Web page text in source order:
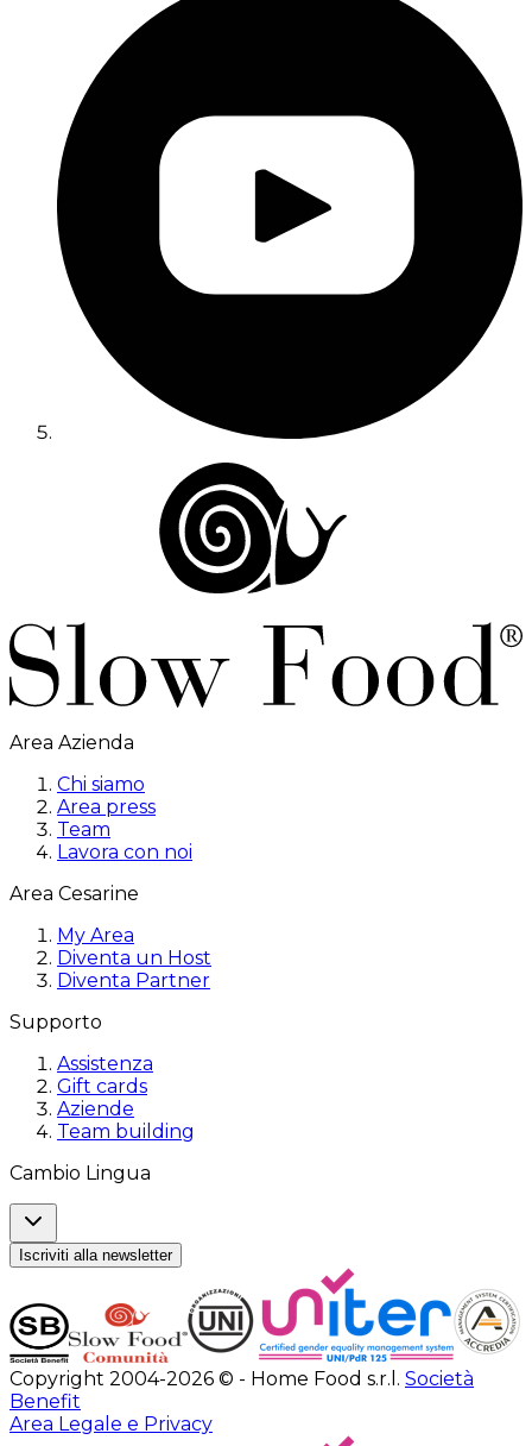
Area Azienda
Chi siamo
Area press
Team
Lavora con noi
Area Cesarine
My Area
Diventa un Host
Diventa Partner
Supporto
Assistenza
Gift cards
Aziende
Team building
Cambio Lingua
Iscriviti alla newsletter
Copyright 2004-2026 © - Home Food s.r.l. Società
Benefit
Area Legale e Privacy